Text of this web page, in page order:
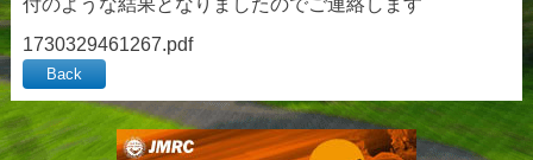
付のような結果となりましたのでご連絡します
1730329461267.pdf
Back